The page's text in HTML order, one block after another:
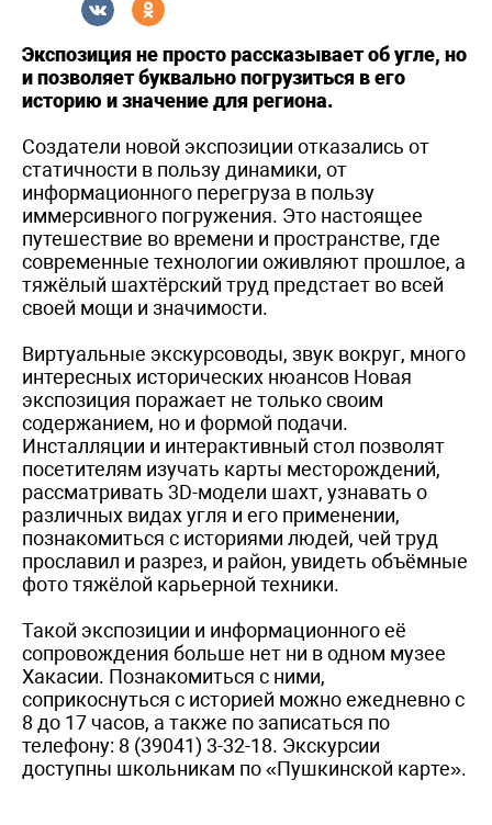
Экспозиция не просто рассказывает об угле, но
и позволяет буквально погрузиться в его
историю и значение для региона.
Создатели новой экспозиции отказались от
статичности в пользу динамики, от
информационного перегруза в пользу
иммерсивного погружения. Это настоящее
путешествие во времени и пространстве, где
современные технологии оживляют прошлое, а
тяжёлый шахтёрский труд предстает во всей
своей мощи и значимости.
Виртуальные экскурсоводы, звук вокруг, много
интересных исторических нюансов Новая
экспозиция поражает не только своим
содержанием, но и формой подачи.
Инсталляции и интерактивный стол позволят
посетителям изучать карты месторождений,
рассматривать 3D-модели шахт, узнавать о
различных видах угля и его применении,
познакомиться с историями людей, чей труд
прославил и разрез, и район, увидеть объёмные
фото тяжёлой карьерной техники.
Такой экспозиции и информационного её
сопровождения больше нет ни в одном музее
Хакасии. Познакомиться с ними,
соприкоснуться с историей можно ежедневно с
8 до 17 часов, а также по записаться по
телефону: 8 (39041) 3-32-18. Экскурсии
доступны школьникам по «Пушкинской карте».